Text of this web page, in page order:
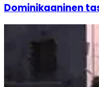
Dominikaaninen